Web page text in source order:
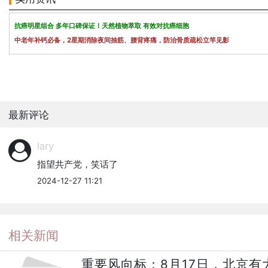
抗癌明星组合 多年口碑保证！天然植物萃取 有效对抗癌细胞
中老年补钙必备，2星期消除夜间抽筋、腰背疼痛，防治骨质疏松立竿见影
最新评论
lary
指望共产党，笑话了
2024-12-27 11:21
相关新闻
重要风向标：8月17日，北京有